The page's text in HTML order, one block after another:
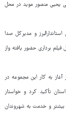
یحیی منصور موید در محل
و مدیرکل صدا
برداری حضور یافته واز
آغاز به کار این مجموعه در
تأکید کرد و خواستار
بیشتر و خدمت به شهروندان